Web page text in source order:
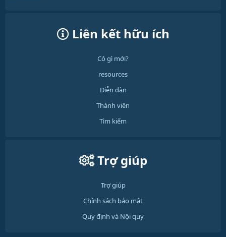
Liên kết hữu ích
Có gì mới?
resources
Diễn đàn
Thành viên
Tìm kiếm
Trợ giúp
Trợ giúp
Chính sách bảo mật
Quy định và Nội quy